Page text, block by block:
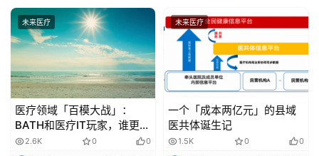
未来医疗
医疗领域「百模大战」：
BATH和医疗IT玩家，谁更适
合做垂类大模型？
2.6K 0 0
未来医疗
一个「成本两亿元」的县域
医共体诞生记
1.5K 0 0